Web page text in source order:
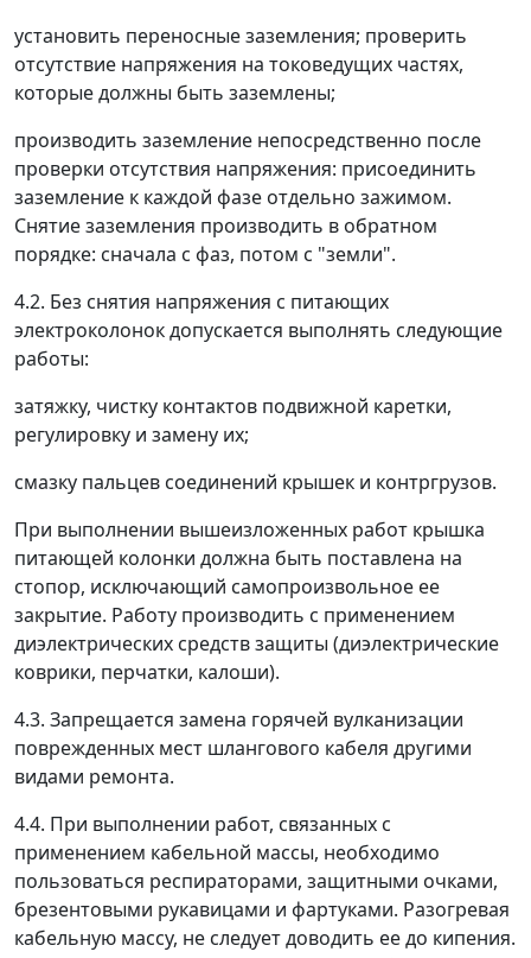
установить переносные заземления; проверить
отсутствие напряжения на токоведущих частях,
которые должны быть заземлены;
производить заземление непосредственно после
проверки отсутствия напряжения: присоединить
заземление к каждой фазе отдельно зажимом.
Снятие заземления производить в обратном
порядке: сначала с фаз, потом с "земли".
4.2. Без снятия напряжения с питающих
электроколонок допускается выполнять следующие
работы:
затяжку, чистку контактов подвижной каретки,
регулировку и замену их;
смазку пальцев соединений крышек и контргрузов.
При выполнении вышеизложенных работ крышка
питающей колонки должна быть поставлена на
стопор, исключающий самопроизвольное ее
закрытие. Работу производить с применением
диэлектрических средств защиты (диэлектрические
коврики, перчатки, калоши).
4.3. Запрещается замена горячей вулканизации
поврежденных мест шлангового кабеля другими
видами ремонта.
4.4. При выполнении работ, связанных с
применением кабельной массы, необходимо
пользоваться респираторами, защитными очками,
брезентовыми рукавицами и фартуками. Разогревая
кабельную массу, не следует доводить ее до кипения.